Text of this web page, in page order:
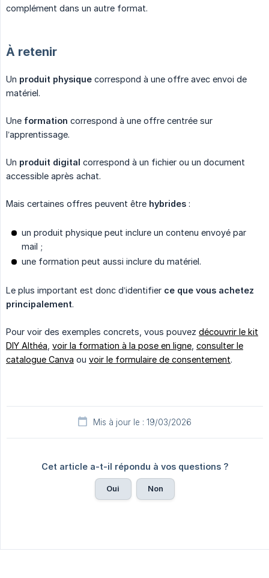
complément dans un autre format.
À retenir
Un produit physique correspond à une offre avec envoi de
matériel.
Une formation correspond à une offre centrée sur
l’apprentissage.
Un produit digital correspond à un fichier ou un document
accessible après achat.
Mais certaines offres peuvent être hybrides :
un produit physique peut inclure un contenu envoyé par
mail ;
une formation peut aussi inclure du matériel.
Le plus important est donc d’identifier ce que vous achetez
principalement.
Pour voir des exemples concrets, vous pouvez découvrir le kit
DIY Althéa voir la formation à la pose en ligne consulter le
catalogue Canva ou voir le formulaire de consentement.
Mis à jour le : 19/03/2026
Cet article a-t-il répondu à vos questions ?
Oui Non